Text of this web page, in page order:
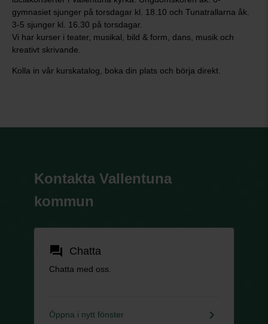
gymnasiet sjunger på torsdagar kl. 18.10 och Tunatrallarna åk.
3-5 sjunger kl. 16.30 på torsdagar.
Vi har kurser i teater, musikal, bild & form, dans, musik och
kreativt skrivande.
Kolla in vår kurskatalog, boka din plats och börja direkt.
Kontakta Vallentuna
kommun
forum Chatta
Chatta med oss.
Öppna i nytt fönster keyboard_arrow_right